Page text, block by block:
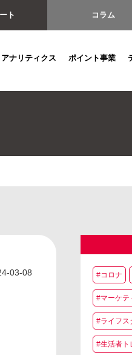
ト コラム
アナリティクス ポイント事業
03-08 #コロナ
#マーケテ
#ライフス
#生活者ト